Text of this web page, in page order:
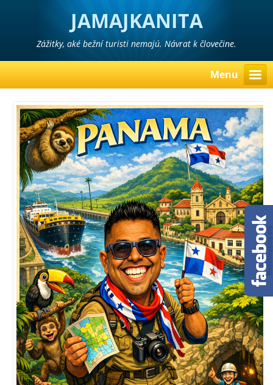
JAMAJKANITA
Zážitky, aké bežní turisti nemajú. Návrat k človečine.
Menu